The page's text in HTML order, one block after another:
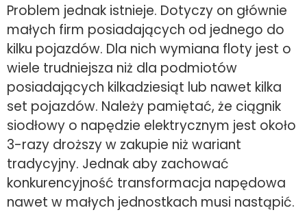
Problem jednak istnieje. Dotyczy on głównie
małych firm posiadających od jednego do
kilku pojazdów. Dla nich wymiana floty jest o
wiele trudniejsza niż dla podmiotów
posiadających kilkadziesiąt lub nawet kilka
set pojazdów. Należy pamiętać, że ciągnik
siodłowy o napędzie elektrycznym jest około
3-razy droższy w zakupie niż wariant
tradycyjny. Jednak aby zachować
konkurencyjność transformacja napędowa
nawet w małych jednostkach musi nastąpić.